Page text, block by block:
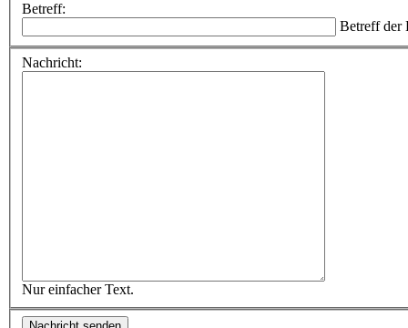
Betreff:
Betreff der
Nachricht:
Nur einfacher Text.